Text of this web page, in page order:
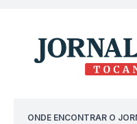
ONDE ENCONTRAR O